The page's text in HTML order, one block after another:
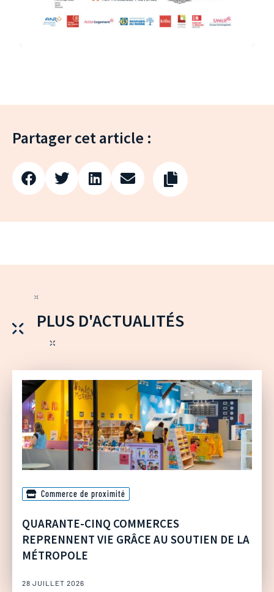
Partager cet article :
PLUS D'ACTUALITÉS
Commerce de proximité
QUARANTE-CINQ COMMERCES
REPRENNENT VIE GRÂCE AU SOUTIEN DE LA
MÉTROPOLE
28 JUILLET 2026